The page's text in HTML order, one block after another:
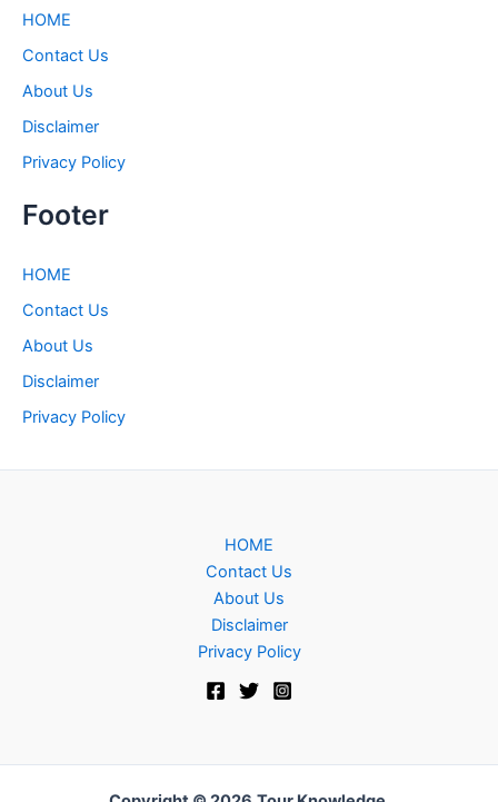
HOME
Contact Us
About Us
Disclaimer
Privacy Policy
Footer
HOME
Contact Us
About Us
Disclaimer
Privacy Policy
HOME
Contact Us
About Us
Disclaimer
Privacy Policy